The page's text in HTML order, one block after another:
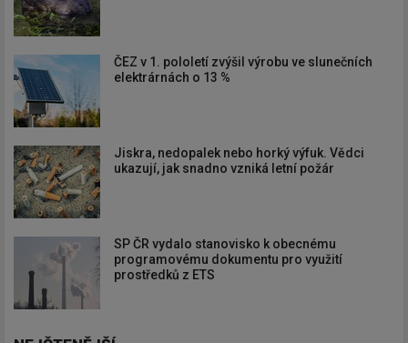
ČEZ v 1. pololetí zvýšil výrobu ve slunečních
elektrárnách o 13 %
Jiskra, nedopalek nebo horký výfuk. Vědci
ukazují, jak snadno vzniká letní požár
SP ČR vydalo stanovisko k obecnému
programovému dokumentu pro využití
prostředků z ETS